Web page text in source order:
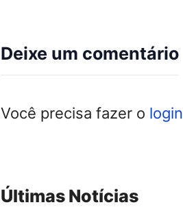
Deixe um comentário
Você precisa fazer o login
Últimas Notícias